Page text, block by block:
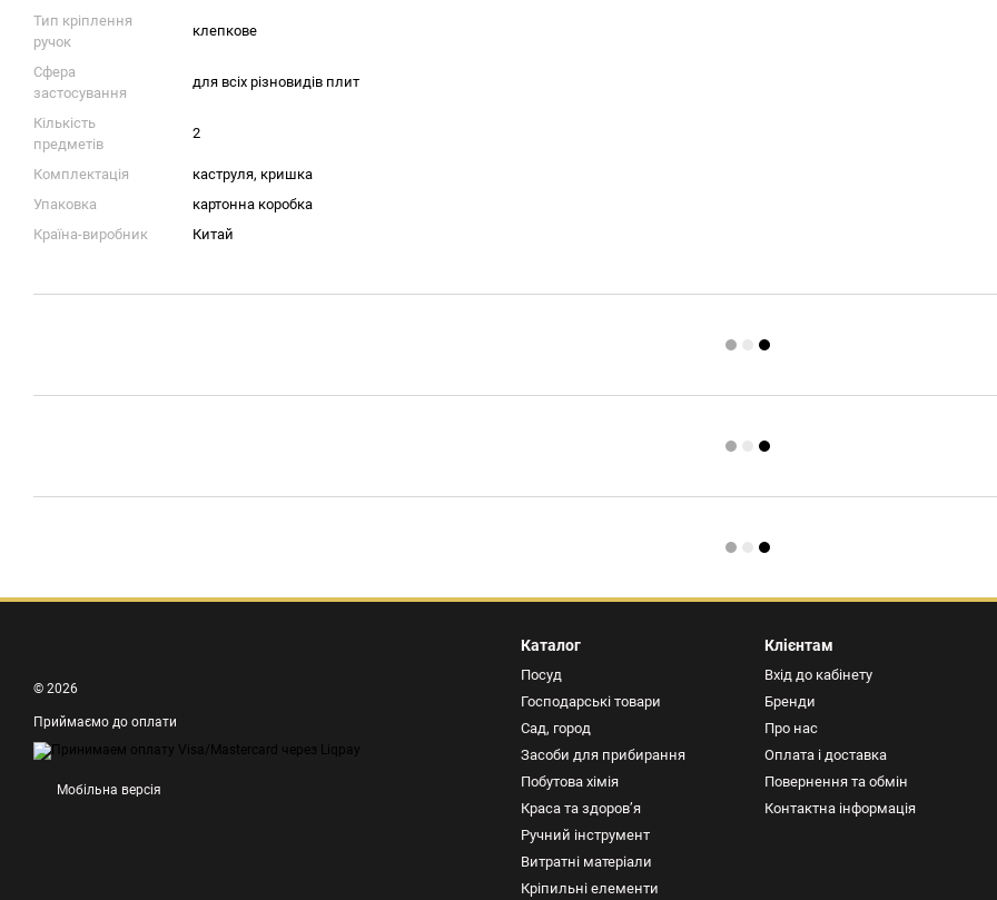
Тип кріплення
ручок
клепкове
Сфера
застосування
для всіх різновидів плит
Кількість
предметів
2
Комплектація
каструля, кришка
Упаковка
картонна коробка
Країна-виробник
Китай
© 2026
Приймаємо до оплати
Мобільна версія
Каталог
Посуд
Господарські товари
Сад, город
Засоби для прибирання
Побутова хімія
Краса та здоров’я
Ручний інструмент
Витратні матеріали
Кріпильні елементи
Клієнтам
Вхід до кабінету
Бренди
Про нас
Оплата і доставка
Повернення та обмін
Контактна інформація